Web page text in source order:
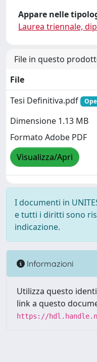
Appare nelle
Laurea triennale,
File in questo
File
Tesi Definitiva.pdf
Dimensione 1.13 MB
Formato Adobe PDF
Visualizza/Apri
I documenti in
e tutti i diritti sono
indicazione.
Informazioni
Utilizza questo
link a questo
https://